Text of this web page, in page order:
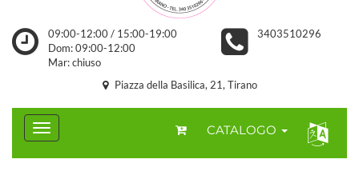
09:00-12:00 / 15:00-19:00
Dom: 09:00-12:00
Mar: chiuso
3403510296
Piazza della Basilica, 21, Tirano
CATALOGO